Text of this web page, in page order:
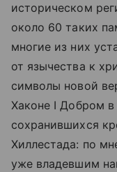
историческом
около 60 таких
многие из них
от язычества к
символы новой
Хаконе I Добром в
сохранившихся
Хиллестада: по
уже владевшим